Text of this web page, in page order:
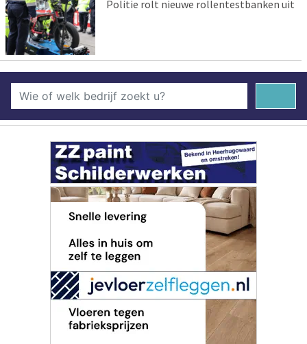
Politie rolt nieuwe rollentestbanken uit